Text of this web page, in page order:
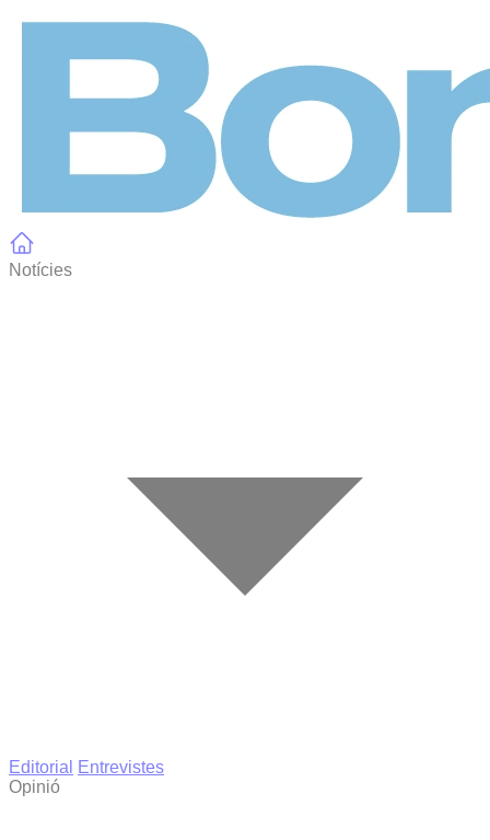
Notícies
Editorial
Entrevistes
Opinió